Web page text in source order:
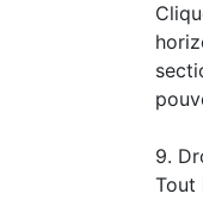
9.
Tout